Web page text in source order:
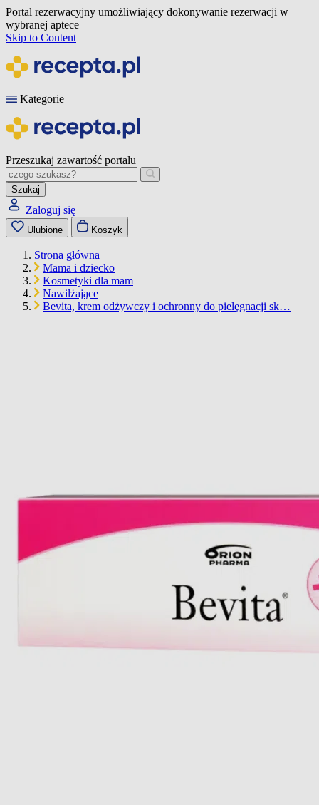
Portal rezerwacyjny umożliwiający dokonywanie rezerwacji w
wybranej aptece
Skip to Content
Kategorie
Przeszukaj zawartość portalu
Szukaj
Zaloguj się
Ulubione Koszyk
Strona główna
Mama i dziecko
Kosmetyki dla mam
Nawilżające
Bevita, krem odżywczy i ochronny do pielęgnacji sk…